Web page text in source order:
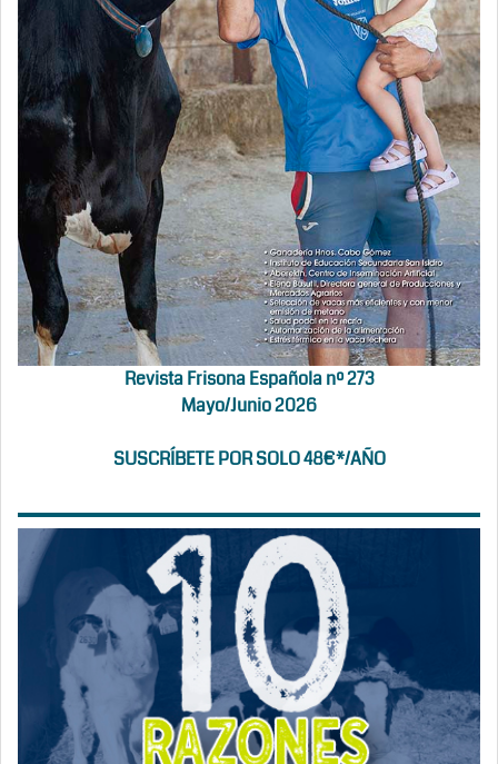
Revista Frisona Española nº 273
Mayo/Junio 2026
SUSCRÍBETE POR SOLO 48€*/AÑO